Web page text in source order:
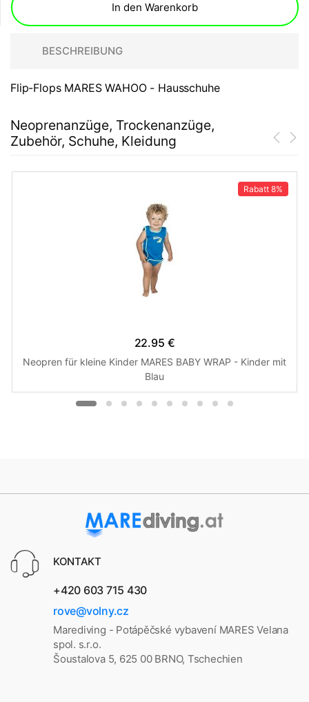
In den Warenkorb
BESCHREIBUNG
Flip-Flops MARES WAHOO - Hausschuhe
Neoprenanzüge, Trockenanzüge,
Zubehör, Schuhe, Kleidung
Rabatt 8%
22.95 €
Neopren für kleine Kinder MARES BABY WRAP - Kinder mit
Blau
KONTAKT
+420 603 715 430
rove@volny.cz
Marediving - Potápěčské vybavení MARES Velana
spol. s.r.o.
Šoustalova 5, 625 00 BRNO, Tschechien